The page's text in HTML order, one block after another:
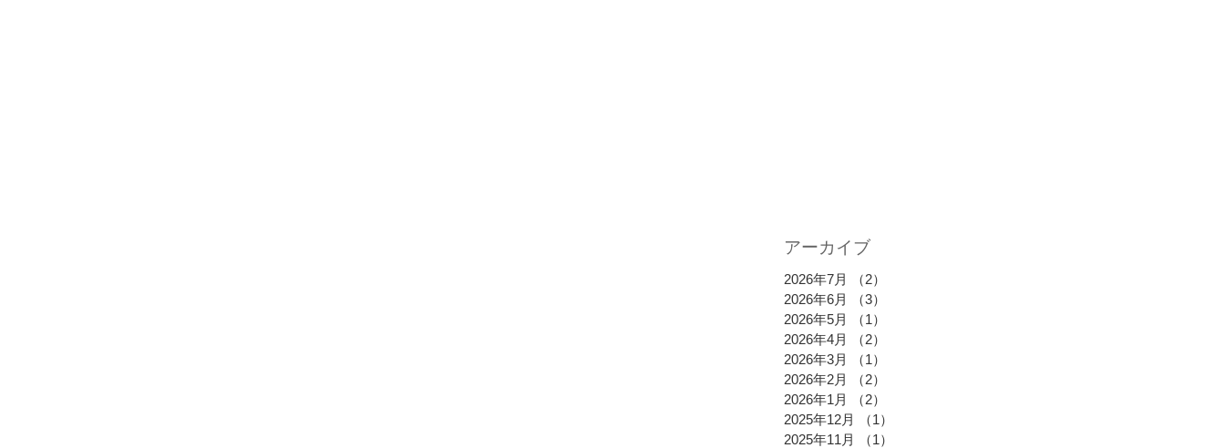
アーカイブ
2026年7月 （2）
2026年6月
（3）
2026年5月
（1）
2026年4月
（2）
2026年3月
（1）
2026年2月
（2）
2026年1月
（2）
2025年12月
（1）
2025年11月
（1）